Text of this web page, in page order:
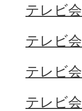
テレビ
テレビ
テレビ
テレビ